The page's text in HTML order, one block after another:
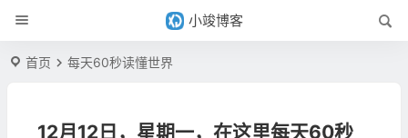
小竣博客
首页 每天60秒读懂世界
12月12日，星期一，在这里每天60秒